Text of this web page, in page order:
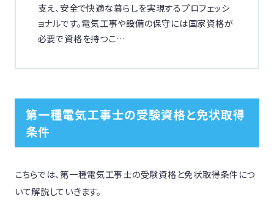
支え、安全で快適な暮らしを実現するプロフェッシ
ョナルです。電気工事や設備の保守には国家資格が
必要で資格を持つこ…
第一種電気工事士の受験資格と免状取得
条件
こちらでは、第一種電気工事士の受験資格と免状取得条件につ
いて解説していきます。